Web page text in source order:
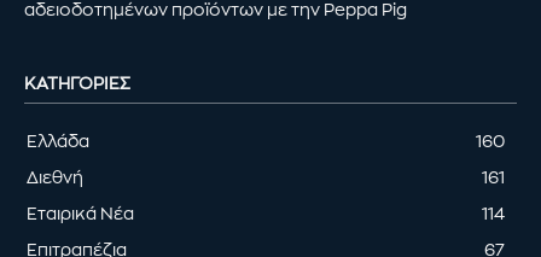
αδειοδοτημένων προϊόντων με την Peppa Pig
ΚΑΤΗΓΟΡΊΕΣ
Ελλάδα 160
Διεθνή 161
Εταιρικά Νέα 114
Επιτραπέζια 67